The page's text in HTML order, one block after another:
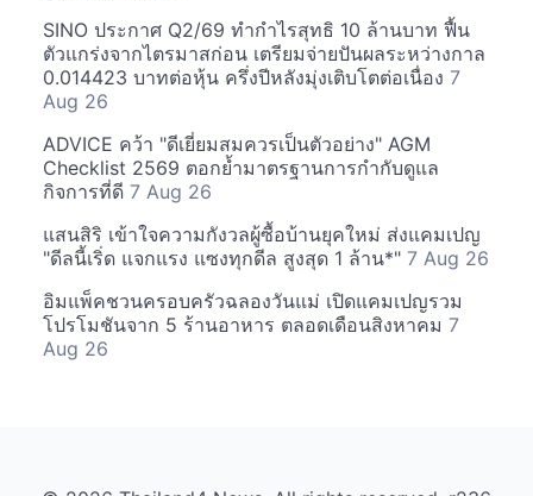
SINO ประกาศ Q2/69 ทำกำไรสุทธิ 10 ล้านบาท ฟื้น
ตัวแกร่งจากไตรมาสก่อน เตรียมจ่ายปันผลระหว่างกาล
0.014423 บาทต่อหุ้น ครึ่งปีหลังมุ่งเติบโตต่อเนื่อง 7
Aug 26
ADVICE คว้า "ดีเยี่ยมสมควรเป็นตัวอย่าง" AGM
Checklist 2569 ตอกย้ำมาตรฐานการกำกับดูแล
กิจการที่ดี 7 Aug 26
แสนสิริ เข้าใจความกังวลผู้ซื้อบ้านยุคใหม่ ส่งแคมเปญ
"ดีลนี้เริ่ด แจกแรง แซงทุกดีล สูงสุด 1 ล้าน*" 7 Aug 26
อิมแพ็คชวนครอบครัวฉลองวันแม่ เปิดแคมเปญรวม
โปรโมชันจาก 5 ร้านอาหาร ตลอดเดือนสิงหาคม 7
Aug 26